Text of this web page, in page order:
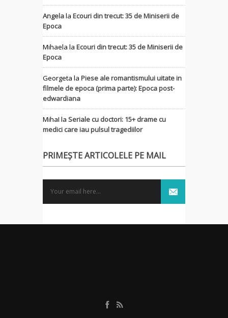
Angelala Ecouri din trecut: 35 de Miniserii de
Epoca
Mihaela la Ecouri din trecut: 35 de Miniserii de
Epoca
Georgeta la Piese ale romantismului uitate in
filmele de epoca (prima parte): Epoca post-
edwardiana
MihaI la Seriale cu doctori: 15+ drame cu
medici care iau pulsul tragediilor
PRIMEȘTE ARTICOLELE PE MAIL